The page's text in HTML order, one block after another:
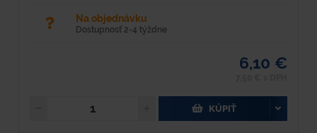
Na objednávku
Dostupnosť 2-4 týždne
6,10 €
KÚPIŤ